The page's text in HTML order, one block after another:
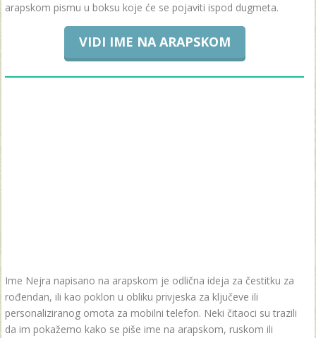
arapskom pismu u boksu koje će se pojaviti ispod dugmeta.
VIDI IME NA ARAPSKOM
Ime Nejra napisano na arapskom je odlična ideja za čestitku za
rođendan, ili kao poklon u obliku privjeska za ključeve ili
personaliziranog omota za mobilni telefon. Neki čitaoci su trazili
da im pokažemo kako se piše ime na arapskom, ruskom ili